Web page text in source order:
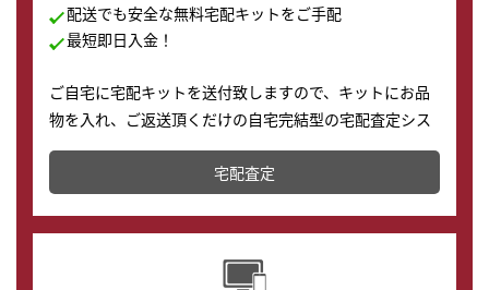
配送でも安全な無料宅配キットをご手配
最短即日入金！
ご自宅に宅配キットを送付致しますので、キットにお品
物を入れ、ご返送頂くだけの自宅完結型の宅配査定シス
テムです。
配送でも簡単&安全に査定・買取に出すことが可能で
す。
宅配査定